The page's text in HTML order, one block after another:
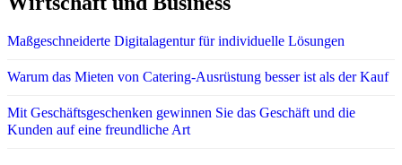
Maßgeschneiderte Digitalagentur für individuelle Lösungen
Warum das Mieten von Catering-Ausrüstung besser ist als der Kauf
Mit Geschäftsgeschenken gewinnen Sie das Geschäft und die
Kunden auf eine freundliche Art